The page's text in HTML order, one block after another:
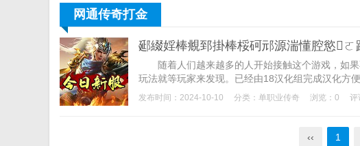
网通传奇打金
随着人们越来越多的人开始接触这个游戏，如果
玩法就等玩家来发现。已经由18汉化组完成汉化方
发布时间：2024-10-10 分类： 单职业传奇 浏览：0 评
‹‹ 1